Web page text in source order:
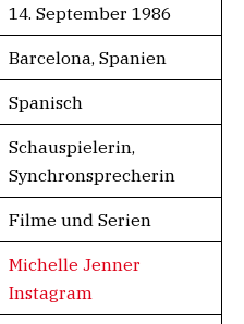
14. September 1986
Barcelona, Spanien
Spanisch
Schauspielerin,
Synchronsprecherin
Filme und Serien
Michelle Jenner
Instagram